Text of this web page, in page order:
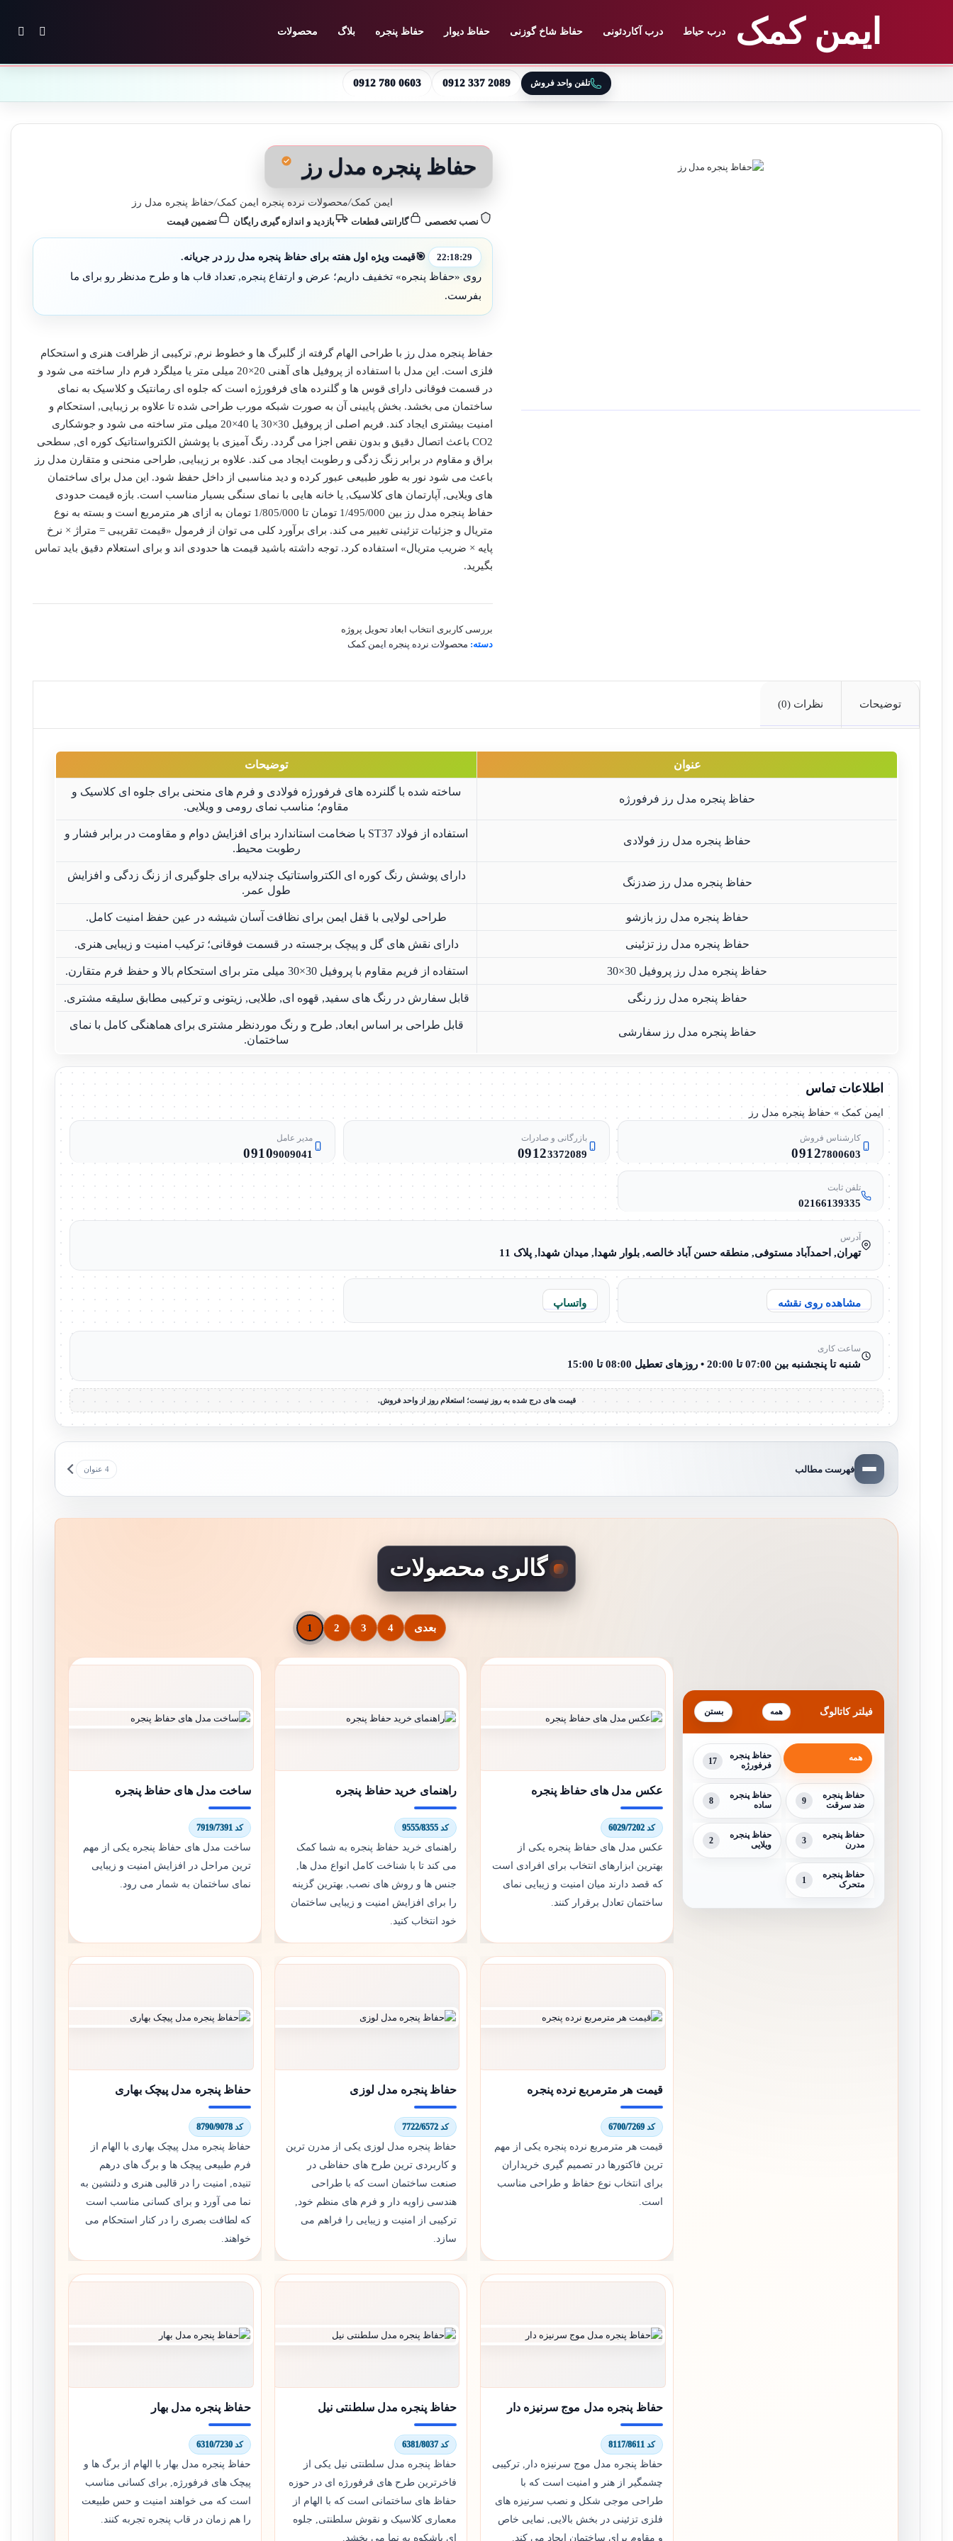
ایمن کمک درب حیاط درب آکاردئونی حفاظ شاخ گوزنی حفاظ دیوار حفاظ پنجره بلاگ محصولات تغییر
تلفن واحد فروش 0912 780 0603 0912 337 2089
حفاظ پنجره مدل رز
ایمن کمک/محصولات نرده پنجره ایمن کمک/حفاظ پنجره مدل رز
نصب تخصصی
گارانتی قطعات بازدید و اندازه گیری رایگان تضمین قیمت
22:18:27
🎯قیمت ویژه اول هفته برای حفاظ پنجره مدل رز در جریانه.
روی «حفاظ پنجره» تخفیف داریم؛ عرض و ارتفاع پنجره, تعداد قاب ها و طرح مدنظر رو برای ما
بفرست.
حفاظ پنجره مدل رز با طراحی الهام گرفته از گلبرگ ها و خطوط نرم, ترکیبی از ظرافت هنری و استحکام
فلزی است. این مدل با استفاده از پروفیل های آهنی 20×20 میلی متر یا میلگرد فرم دار ساخته می شود و
در قسمت فوقانی دارای قوس ها و گلنرده های فرفورژه است که جلوه ای رمانتیک و کلاسیک به نمای
ساختمان می بخشد. بخش پایینی آن به صورت شبکه مورب طراحی شده تا علاوه بر زیبایی, استحکام و
امنیت بیشتری ایجاد کند. فریم اصلی از پروفیل 30×30 یا 40×20 میلی متر ساخته می شود و جوشکاری
CO2 باعث اتصال دقیق و بدون نقص اجزا می گردد. رنگ آمیزی با پوشش الکترواستاتیک کوره ای, سطحی
براق و مقاوم در برابر زنگ زدگی و رطوبت ایجاد می کند. علاوه بر زیبایی, طراحی منحنی و متقارن مدل رز
باعث می شود نور به طور طبیعی عبور کرده و دید مناسبی از داخل حفظ شود. این مدل برای ساختمان
های ویلایی, آپارتمان های کلاسیک, یا خانه هایی با نمای سنگی بسیار مناسب است. بازه قیمت حدودی
حفاظ پنجره مدل رز بین 1/495/000 تومان تا 1/805/000 تومان به ازای هر مترمربع است و بسته به نوع
متریال و جزئیات تزئینی تغییر می کند. برای برآورد کلی می توان از فرمول «قیمت تقریبی = متراژ × نرخ
پایه × ضریب متریال» استفاده کرد. توجه داشته باشید قیمت ها حدودی اند و برای استعلام دقیق باید تماس
بگیرید.
بررسی کاربری انتخاب ابعاد تحویل پروژه
دسته: محصولات نرده پنجره ایمن کمک
توضیحات نظرات (0)
عنوان توضیحات
حفاظ پنجره مدل رز فرفورژه
ساخته شده با گلنرده های فرفورژه فولادی و فرم های منحنی برای جلوه ای کلاسیک و
مقاوم؛ مناسب نمای رومی و ویلایی.
حفاظ پنجره مدل رز فولادی
استفاده از فولاد ST37 با ضخامت استاندارد برای افزایش دوام و مقاومت در برابر فشار و
رطوبت محیط.
حفاظ پنجره مدل رز ضدزنگ
دارای پوشش رنگ کوره ای الکترواستاتیک چندلایه برای جلوگیری از زنگ زدگی و افزایش
طول عمر.
حفاظ پنجره مدل رز بازشو طراحی لولایی با قفل ایمن برای نظافت آسان شیشه در عین حفظ امنیت کامل.
حفاظ پنجره مدل رز تزئینی دارای نقش های گل و پیچک برجسته در قسمت فوقانی؛ ترکیب امنیت و زیبایی هنری.
حفاظ پنجره مدل رز پروفیل 30×30 استفاده از فریم مقاوم با پروفیل 30×30 میلی متر برای استحکام بالا و حفظ فرم متقارن.
حفاظ پنجره مدل رز رنگی قابل سفارش در رنگ های سفید, قهوه ای, طلایی, زیتونی و ترکیبی مطابق سلیقه مشتری.
حفاظ پنجره مدل رز سفارشی
قابل طراحی بر اساس ابعاد, طرح و رنگ موردنظر مشتری برای هماهنگی کامل با نمای
ساختمان.
اطلاعات تماس
ایمن کمک » حفاظ پنجره مدل رز
کارشناس فروش
09127800603
بازرگانی و صادرات
09123372089
مدیر عامل
09109009041
تلفن ثابت
02166139335
آدرس
تهران, احمدآباد مستوفی, منطقه حسن آباد خالصه, بلوار شهدا, میدان شهدا, پلاک 11
مشاهده روی نقشه واتساپ
ساعت کاری
شنبه تا پنجشنبه بین 07:00 تا 20:00 • روزهای تعطیل 08:00 تا 15:00
قیمت های درج شده به روز نیست؛ استعلام روز از واحد فروش.
فهرست مطالب 4 عنوان
گالری محصولات
فیلتر کاتالوگ همه
همه
حفاظ پنجره
فرفورژه
17
حفاظ پنجره
ضد سرقت
9
حفاظ پنجره
ساده
8
حفاظ پنجره
مدرن
3
حفاظ پنجره
ویلایی
2
حفاظ پنجره
متحرک
1
1 2 3 4 بعدی
عکس مدل های حفاظ پنجره
کد 6029/7202
عکس مدل های حفاظ پنجره یکی از
بهترین ابزارهای انتخاب برای افرادی است
که قصد دارند میان امنیت و زیبایی نمای
ساختمان تعادل برقرار کنند.
راهنمای خرید حفاظ پنجره
کد 9555/8355
راهنمای خرید حفاظ پنجره به شما کمک
می کند تا با شناخت کامل انواع مدل ها,
جنس ها و روش های نصب, بهترین گزینه
را برای افزایش امنیت و زیبایی ساختمان
خود انتخاب کنید.
ساخت مدل های حفاظ پنجره
کد 7919/7391
ساخت مدل های حفاظ پنجره یکی از مهم
ترین مراحل در افزایش امنیت و زیبایی
نمای ساختمان به شمار می رود.
قیمت هر مترمربع نرده پنجره
کد 6700/7269
قیمت هر مترمربع نرده پنجره یکی از مهم
ترین فاکتورها در تصمیم گیری خریداران
برای انتخاب نوع حفاظ و طراحی مناسب
است.
حفاظ پنجره مدل لوزی
کد 7722/6572
حفاظ پنجره مدل لوزی یکی از مدرن ترین
و کاربردی ترین طرح های حفاظی در
صنعت ساختمان است که با طراحی
هندسی زاویه دار و فرم های منظم خود,
ترکیبی از امنیت و زیبایی را فراهم می
سازد.
حفاظ پنجره مدل پیچک بهاری
کد 8790/9078
حفاظ پنجره مدل پیچک بهاری با الهام از
فرم طبیعی پیچک ها و برگ های درهم
تنیده, امنیت را در قالبی هنری و دلنشین به
نما می آورد و برای کسانی مناسب است
که لطافت بصری را در کنار استحکام می
خواهند.
حفاظ پنجره مدل موج سرنیزه دار
کد 8117/8611
حفاظ پنجره مدل موج سرنیزه دار, ترکیبی
چشمگیر از هنر و امنیت است که با
طراحی موجی شکل و نصب سرنیزه های
فلزی تزئینی در بخش بالایی, نمایی خاص
و مقاوم برای ساختمان ایجاد می کند.
حفاظ پنجره مدل سلطنتی نیل
کد 6381/8037
حفاظ پنجره مدل سلطنتی نیل یکی از
فاخرترین طرح های فرفورژه ای در حوزه
حفاظ های ساختمانی است که با الهام از
معماری کلاسیک و نقوش سلطنتی, جلوه
ای باشکوه به نما می بخشد.
حفاظ پنجره مدل بهار
کد 6310/7230
حفاظ پنجره مدل بهار با الهام از برگ ها و
پیچک های فرفورژه, برای کسانی مناسب
است که می خواهند امنیت و حس طبیعت
را هم زمان در قاب پنجره تجربه کنند.